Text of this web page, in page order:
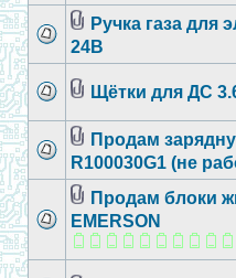
Ручка газа для
24В
Щётки для ДС
Продам
R100030G1 (не
Продам блоки
EMERSON